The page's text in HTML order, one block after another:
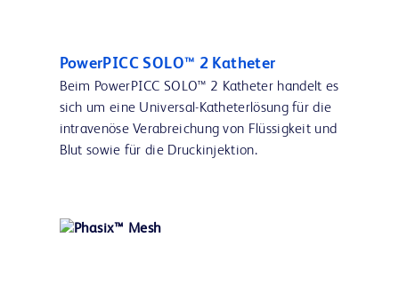
PowerPICC SOLO™ 2 Katheter
Beim PowerPICC SOLO™ 2 Katheter handelt es
sich um eine Universal-Katheterlösung für die
intravenöse Verabreichung von Flüssigkeit und
Blut sowie für die Druckinjektion.